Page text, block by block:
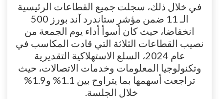
في خلال ذلك، سجلت جميع القطاعات الرئيسية
الـ 11 ضمن مؤشر ستاندرد آند بورز 500
انخفاضا، حيث كان أسوأ أداء يوم الجمعة من
نصيب القطاعات الثلاثة التي قادت المكاسب في
عام 2024، السلع الاستهلاكية التقديرية
وتكنولوجيا المعلومات وخدمات الاتصالات، حيث
تراجعت أسهمها بما يتراوح بين 1.1% و1.9%
خلال الجلسة.